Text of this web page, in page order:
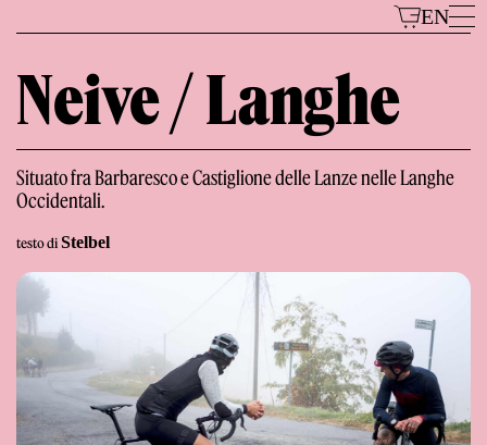
EN
Modelli
Il Marchio
Neive / Langhe
Situato fra Barbaresco e Castiglione delle Lanze nelle Langhe
Occidentali.
testo di Stelbel